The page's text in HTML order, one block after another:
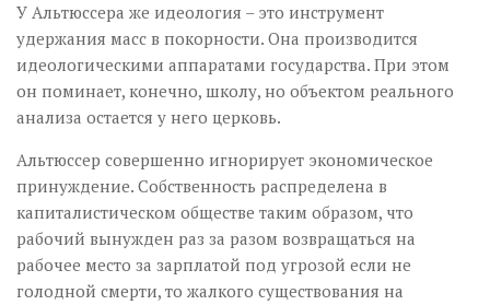
У Альтюссера же идеология – это инструмент
удержания масс в покорности. Она производится
идеологическими аппаратами государства. При этом
он поминает, конечно, школу, но объектом реального
анализа остается у него церковь.
Альтюссер совершенно игнорирует экономическое
принуждение. Собственность распределена в
капиталистическом обществе таким образом, что
рабочий вынужден раз за разом возвращаться на
рабочее место за зарплатой под угрозой если не
голодной смерти, то жалкого существования на